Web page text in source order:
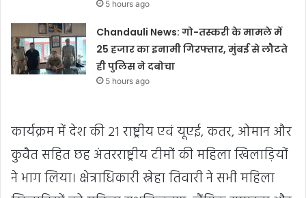
5 hours ago
Chandauli News: गो-तस्करी के मामले में
25 हजार का इनामी गिरफ्तार, मुंबई से लौटते
ही पुलिस ने दबोचा
5 hours ago
कार्यक्रम में देश की 21 राष्ट्रीय एवं यूएई, कतर, ओमान और
कुवैत सहित छह अंतरराष्ट्रीय टीमों की महिला खिलाड़ियों
ने भाग लिया। क्षेत्राधिकारी स्नेहा तिवारी ने सभी महिला